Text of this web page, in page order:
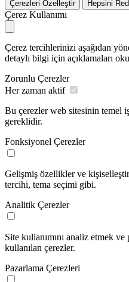
Çerezleri Özelleştir Hepsini
Çerez Kullanımı
Çerez tercihlerinizi aşağıdan
detaylı bilgi için açıklamaları
Zorunlu Çerezler
Her zaman aktif
Bu çerezler web sitesinin temel
gereklidir.
Fonksiyonel Çerezler
Gelişmiş özellikler ve
tercihi, tema seçimi gibi.
Analitik Çerezler
Site kullanımını analiz etmek
kullanılan çerezler.
Pazarlama Çerezleri